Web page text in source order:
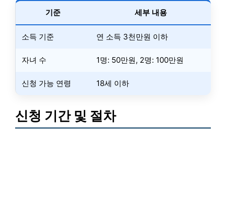
기준 세부 내용
소득 기준 연 소득 3천만원 이하
자녀 수 1명: 50만원, 2명: 100만원
신청 가능 연령 18세 이하
신청 기간 및 절차